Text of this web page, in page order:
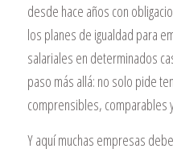
desde hace años con
los planes de igualdad para
salariales en determinados
paso más allá: no solo pide
comprensibles, comparables
Y aquí muchas empresas